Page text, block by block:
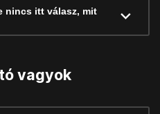
nincs itt válasz, mit
vagyok